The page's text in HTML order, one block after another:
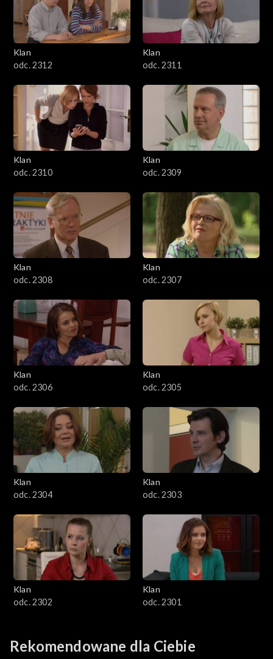
Klan
odc. 2312
Klan
odc. 2311
Klan
odc. 2310
Klan
odc. 2309
Klan
odc. 2308
Klan
odc. 2307
Klan
odc. 2306
Klan
odc. 2305
Klan
odc. 2304
Klan
odc. 2303
Klan
odc. 2302
Klan
odc. 2301
Rekomendowane dla Ciebie